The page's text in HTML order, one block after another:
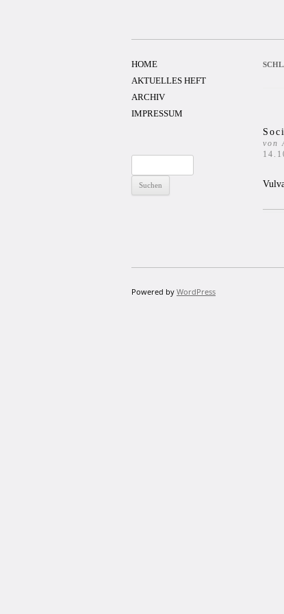
von
HOME
AKTUELLES HEFT
ARCHIV
IMPRESSUM
nach:
Powered by WordPress